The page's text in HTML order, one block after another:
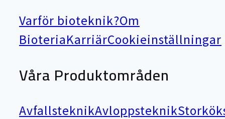
Varför bioteknik?Om
BioteriaKarriärCookieinställningar
Våra Produktområden
AvfallsteknikAvloppsteknik